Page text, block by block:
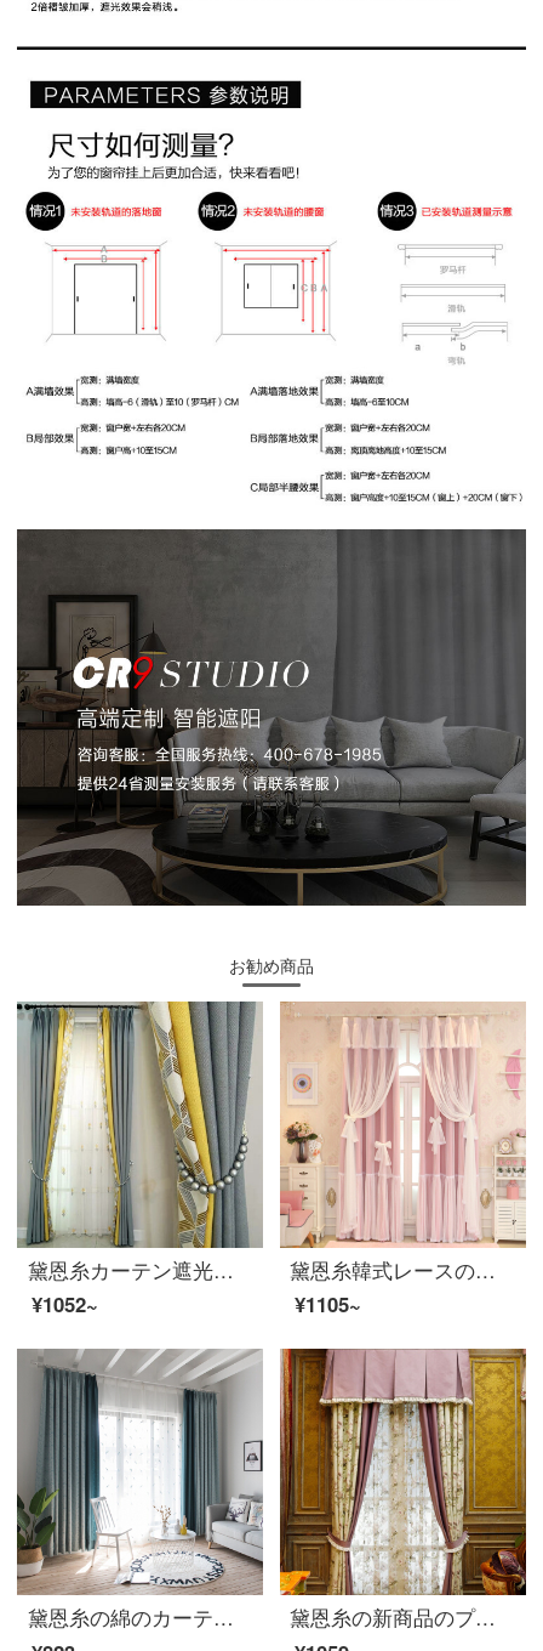
お勧め商品
黛恩糸カーテン遮光布北欧簡単現代カーテン完成品リビングルームの床に置くカーテンカスタムAタイプ（灰色）の布幅一メートル（加工無料）
¥1052~
黛恩糸韓式レースのカーテンの完成品の王女風の遮光窓の紗の寝室は注文して現代簡単に窓の客間のピンクの布紗の一体を翻します（加工は無料です）は何メートルを要して何件撮りますか？
¥1105~
黛恩糸の綿のカーテンは北欧の簡単なカーテンを布しています。韓式の田園の両面の遮光布の葉っぱは純色の寝室の客間の窓の下にある緑の布は一メートルごとに何枚撮りますか？
黛恩糸の新商品のプリントカントリーカーテンリビングルームのカーテンカーテンのカーテンのオーダーメード布毎メートル（横綴りとカーテンデザインを含まない）は何メートルで何枚か撮りますか？